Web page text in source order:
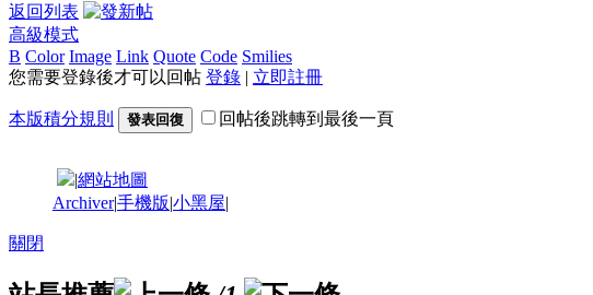
返回列表
高級模式
B Color Image Link Quote Code Smilies
您需要登錄後才可以回帖 登錄 | 立即註冊
本版積分規則 發表回復 回帖後跳轉到最後一頁
|網站地圖
Archiver|手機版|小黑屋|
關閉